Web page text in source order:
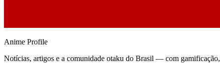
Anime Profile
Notícias, artigos e a comunidade otaku do Brasil — com